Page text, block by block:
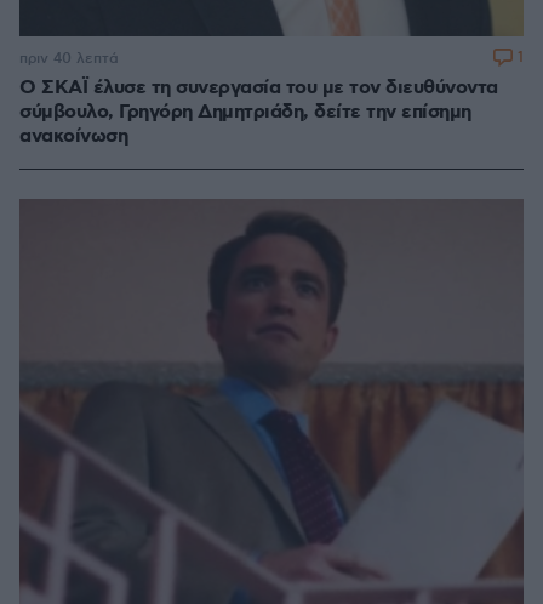
Ο ΣΚΑΪ έλυσε τη συνεργασία του με τον διευθύνοντα
σύμβουλο, Γρηγόρη Δημητριάδη, δείτε την επίσημη
ανακοίνωση
πριν 40 λεπτά 1